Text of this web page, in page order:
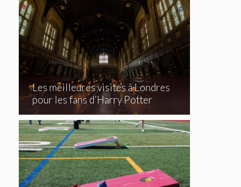
Les meilleures visites à Londres
pour les fans d’Harry Potter